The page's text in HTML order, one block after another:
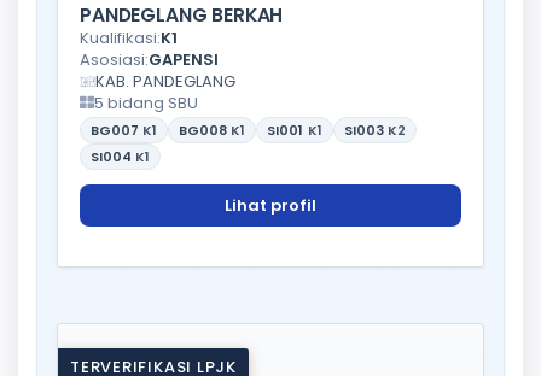
PANDEGLANG BERKAH
Kualifikasi:K1
Asosiasi:GAPENSI
KAB. PANDEGLANG
5 bidang SBU
BG007 K1 BG008 K1 SI001 K1 SI003 K2
SI004 K1
Lihat profil
TERVERIFIKASI LPJK